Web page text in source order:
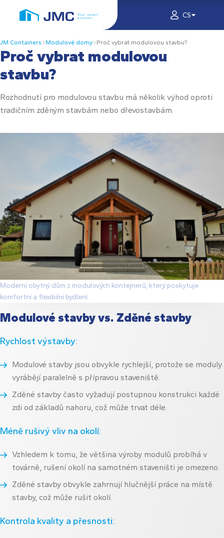
CS
Proč vybrat modulovou
stavbu?
JM Containers Modulové domy Proč vybrat modulovou stavbu?
Rozhodnutí pro modulovou stavbu má několik výhod oproti
tradičním zděným stavbám nebo dřevostavbám.
Moderní obytný dům z modulových kontejnerů, který poskytuje
komfortní a flexibilní bydlení.
Modulové stavby vs. Zděné stavby
Rychlost výstavby:
Modulové stavby jsou obvykle rychlejší, protože se moduly
vyrábějí paralelně s přípravou staveniště.
Zděné stavby často vyžadují postupnou konstrukci každé
zdi od základů nahoru, což může trvat déle.
Méně rušivý vliv na okolí:
Vzhledem k tomu, že většina výroby modulů probíhá v
továrně, rušení okolí na samotném staveništi je omezeno.
Zděné stavby obvykle zahrnují hlučnější práce na místě
stavby, což může rušit okolí.
Kontrola kvality a přesnosti: